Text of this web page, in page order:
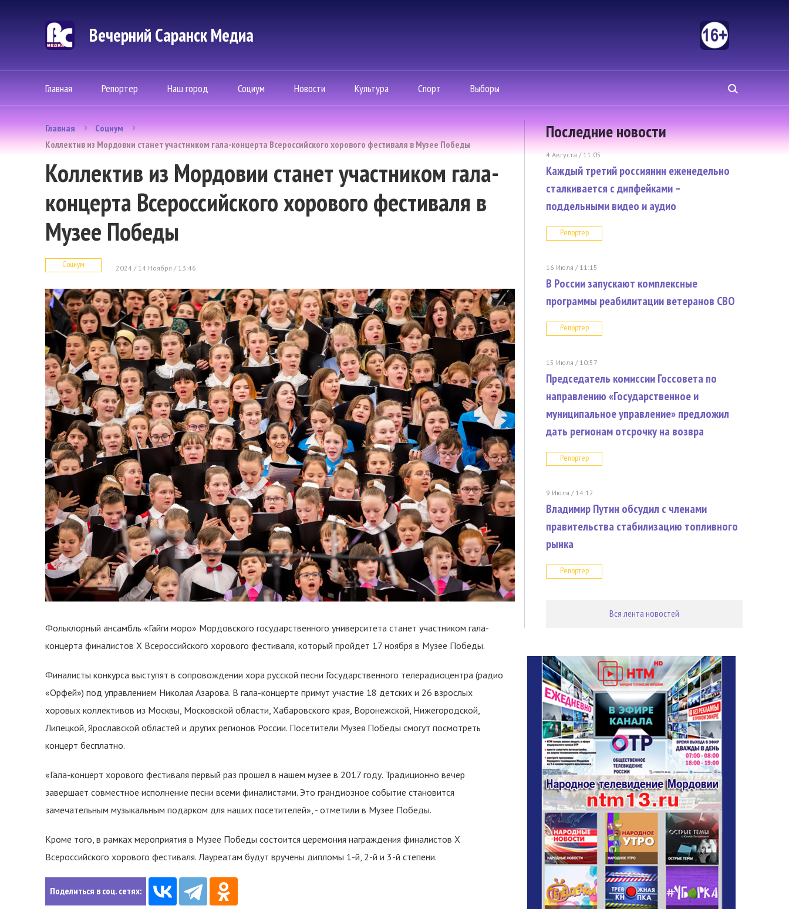
Вечерний Саранск Mедиа
Главная Репортер Наш город Социум Новости Культура Спорт Выборы
Главная
Социум
Коллектив из Мордовии станет участником гала-концерта Всероссийского хорового фестиваля в Музее Победы
Коллектив из Мордовии станет участником гала-
концерта Всероссийского хорового фестиваля в
Музее Победы
Социум 2024 / 14 Ноября / 13:46
Фольклорный ансамбль «Гайги моро» Мордовского государственного университета станет участником гала-
концерта финалистов X Всероссийского хорового фестиваля, который пройдет 17 ноября в Музее Победы.
Финалисты конкурса выступят в сопровождении хора русской песни Государственного телерадиоцентра (радио
«Орфей») под управлением Николая Азарова. В гала-концерте примут участие 18 детских и 26 взрослых
хоровых коллективов из Москвы, Московской области, Хабаровского края, Воронежской, Нижегородской,
Липецкой, Ярославской областей и других регионов России. Посетители Музея Победы смогут посмотреть
концерт бесплатно.
«Гала-концерт хорового фестиваля первый раз прошел в нашем музее в 2017 году. Традиционно вечер
завершает совместное исполнение песни всеми финалистами. Это грандиозное событие становится
замечательным музыкальным подарком для наших посетителей», - отметили в Музее Победы.
Кроме того, в рамках мероприятия в Музее Победы состоится церемония награждения финалистов X
Всероссийского хорового фестиваля. Лауреатам будут вручены дипломы 1-й, 2-й и 3-й степени.
Поделиться в соц. сетях:
Последние новости
4 Августа / 11:05
Каждый третий россиянин еженедельно
сталкивается с дипфейками –
поддельными видео и аудио
Репортер
16 Июля / 11:15
В России запускают комплексные
программы реабилитации ветеранов СВО
Репортер
15 Июля / 10:57
Председатель комиссии Госсовета по
направлению «Государственное и
муниципальное управление» предложил
дать регионам отсрочку на возвра
Репортер
9 Июля / 14:12
Владимир Путин обсудил с членами
правительства стабилизацию топливного
рынка
Репортер
Вся лента новостей